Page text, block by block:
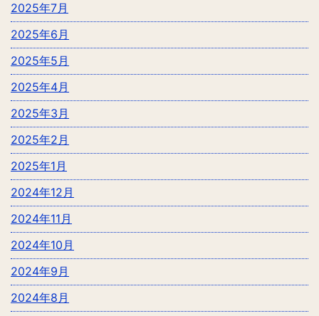
2025年7月
2025年6月
2025年5月
2025年4月
2025年3月
2025年2月
2025年1月
2024年12月
2024年11月
2024年10月
2024年9月
2024年8月